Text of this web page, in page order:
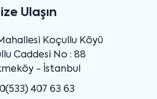
Ulaşın
Koçullu Köyü
Caddesi No : 88
- İstanbul
407 63 63